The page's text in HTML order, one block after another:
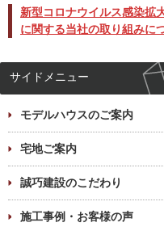
新型コロナウイルス感染拡
に関する当社の取り組みに
サイドメニュー
モデルハウスのご案内
宅地ご案内
誠巧建設のこだわり
施工事例・お客様の声